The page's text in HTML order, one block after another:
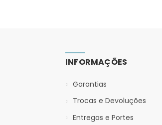
INFORMAÇÕES
Garantias
Trocas e Devoluções
Entregas e Portes